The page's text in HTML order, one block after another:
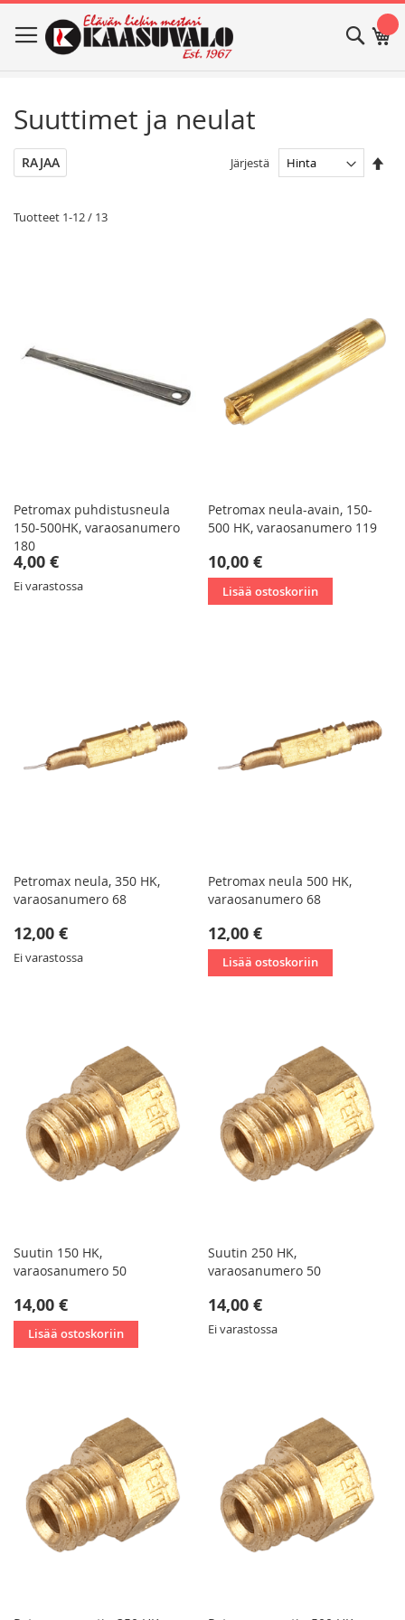
to
Content
Haku
Suuttimet ja neulat
Tuotteet 1-12/ 13
Järjestä
Petromax puhdistusneula
150-500HK, varaosanumero
180
4,00 €
Ei varastossa
Petromax neula-avain, 150-
500 HK, varaosanumero 119
10,00 €
Lisää ostoskoriin
Petromax neula, 350 HK,
varaosanumero 68
12,00 €
Ei varastossa
Petromax neula 500 HK,
varaosanumero 68
12,00 €
Lisää ostoskoriin
Suutin 150 HK,
varaosanumero 50
14,00 €
Lisää ostoskoriin
Suutin 250 HK,
varaosanumero 50
14,00 €
Ei varastossa
RAJAA